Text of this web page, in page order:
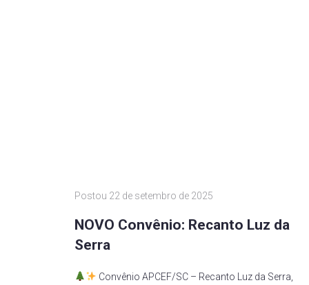
Postou 22 de setembro de 2025
NOVO Convênio: Recanto Luz da
Serra
Convênio APCEF/SC – Recanto Luz da Serra,